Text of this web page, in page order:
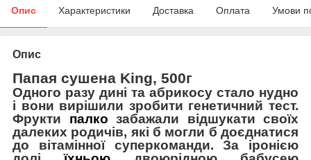
Опис Характеристики Доставка Оплата Умови
Опис
Папая сушена King, 500г
Одного разу дині та абрикосу стало нудно
і вони вирішили зробити генетичний тест.
Фрукти палко забажали відшукати своїх
далеких родичів, які б могли б доєднатися
до
вітамінної суперкоманди. За іронією